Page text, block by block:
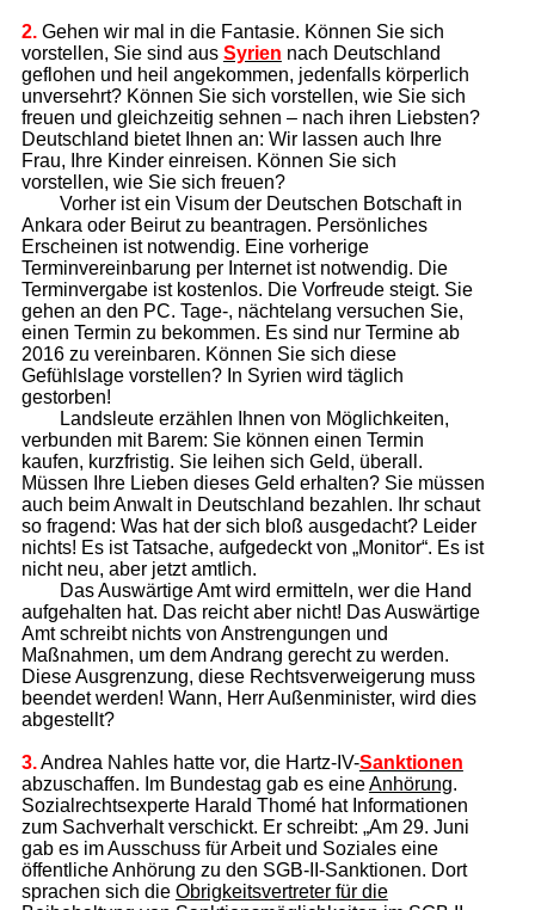
2.Gehen wir mal in die Fantasie. Können Sie sich
vorstellen, Sie sind aus Syrien nach Deutschland
geflohen und heil angekommen, jedenfalls körperlich
unversehrt? Können Sie sich vorstellen, wie Sie sich
freuen und gleichzeitig sehnen – nach ihren Liebsten?
Deutschland bietet Ihnen an: Wir lassen auch Ihre
Frau, Ihre Kinder einreisen. Können Sie sich
vorstellen, wie Sie sich freuen?
Vorher ist ein Visum der Deutschen Botschaft in
Ankara oder Beirut zu beantragen. Persönliches
Erscheinen ist notwendig. Eine vorherige
Terminvereinbarung per Internet ist notwendig. Die
Terminvergabe ist kostenlos. Die Vorfreude steigt. Sie
gehen an den PC. Tage-, nächtelang versuchen Sie,
einen Termin zu bekommen. Es sind nur Termine ab
2016 zu vereinbaren. Können Sie sich diese
Gefühlslage vorstellen? In Syrien wird täglich
gestorben!
Landsleute erzählen Ihnen von Möglichkeiten,
verbunden mit Barem: Sie können einen Termin
kaufen, kurzfristig. Sie leihen sich Geld, überall.
Müssen Ihre Lieben dieses Geld erhalten? Sie müssen
auch beim Anwalt in Deutschland bezahlen. Ihr schaut
so fragend: Was hat der sich bloß ausgedacht? Leider
nichts! Es ist Tatsache, aufgedeckt von „Monitor“. Es ist
nicht neu, aber jetzt amtlich.
Das Auswärtige Amt wird ermitteln, wer die Hand
aufgehalten hat. Das reicht aber nicht! Das Auswärtige
Amt schreibt nichts von Anstrengungen und
Maßnahmen, um dem Andrang gerecht zu werden.
Diese Ausgrenzung, diese Rechtsverweigerung muss
beendet werden! Wann, Herr Außenminister, wird dies
abgestellt?
3.Andrea Nahles hatte vor, die Hartz-IV-Sanktionen
abzuschaffen. Im Bundestag gab es eineAnhörung.
Sozialrechtsexperte Harald Thomé hat Informationen
zum Sachverhalt verschickt. Er schreibt: „Am 29. Juni
gab es im Ausschuss für Arbeit und Soziales eine
öffentliche Anhörung zu den SGB-II-Sanktionen. Dort
sprachen sich die Obrigkeitsvertreter für die